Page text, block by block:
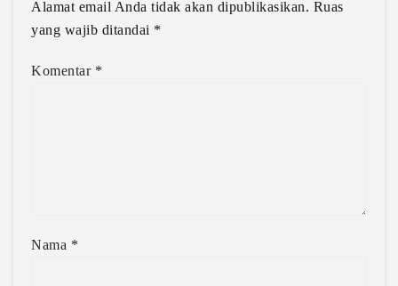
Alamat email Anda tidak akan dipublikasikan. Ruas
yang wajib ditandai *
Komentar *
Nama *